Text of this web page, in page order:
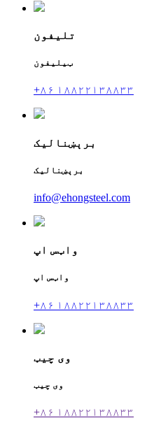
تلیفون
ټیلیفون
+۸۶ ۱۸۸۲۲۱۳۸۸۳۳
برېښنالیک
برېښنالیک
info@ehongsteel.com
واټس اپ
واټس اپ
+۸۶ ۱۸۸۲۲۱۳۸۸۳۳
وی چیټ
وی چیټ
+۸۶ ۱۸۸۲۲۱۳۸۸۳۳